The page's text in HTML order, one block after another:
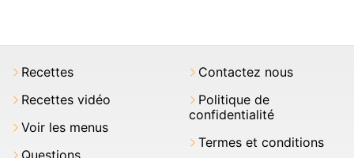
Recettes
Recettes vidéo
Voir les menus
Contactez nous
Politique de
confidentialité
Termes et conditions